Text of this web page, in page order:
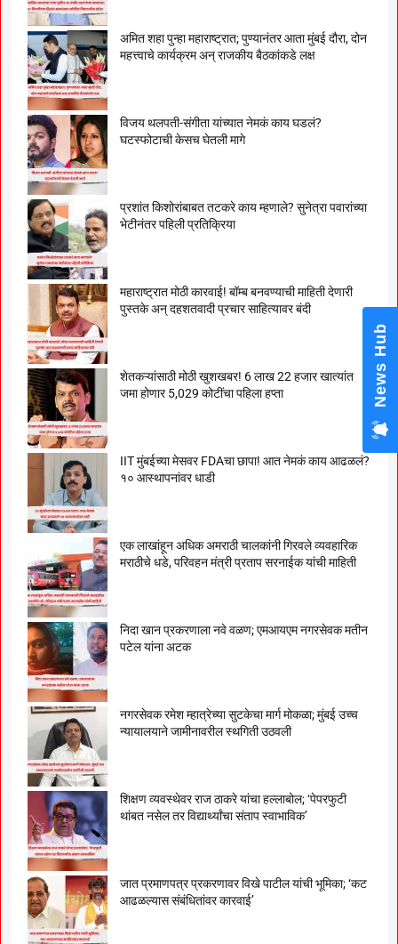
अमित शहा पुन्हा महाराष्ट्रात; पुण्यानंतर आता मुंबई दौरा, दोन
महत्त्वाचे कार्यक्रम अन् राजकीय बैठकांकडे लक्ष
विजय थलपती-संगीता यांच्यात नेमकं काय घडलं?
घटस्फोटाची केसच घेतली मागे
प्रशांत किशोरांबाबत तटकरे काय म्हणाले? सुनेत्रा पवारांच्या
भेटीनंतर पहिली प्रतिक्रिया
महाराष्ट्रात मोठी कारवाई! बॉम्ब बनवण्याची माहिती देणारी
पुस्तके अन् दहशतवादी प्रचार साहित्यावर बंदी
शेतकऱ्यांसाठी मोठी खुशखबर! 6 लाख 22 हजार खात्यांत
जमा होणार 5,029 कोटींचा पहिला हप्ता
IIT मुंबईच्या मेसवर FDAचा छापा! आत नेमकं काय आढळलं?
१० आस्थापनांवर धाडी
एक लाखांहून अधिक अमराठी चालकांनी गिरवले व्यवहारिक
मराठीचे धडे, परिवहन मंत्री प्रताप सरनाईक यांची माहिती
निदा खान प्रकरणाला नवे वळण; एमआयएम नगरसेवक मतीन
पटेल यांना अटक
नगरसेवक रमेश म्हात्रेच्या सुटकेचा मार्ग मोकळा; मुंबई उच्च
न्यायालयाने जामीनावरील स्थगिती उठवली
शिक्षण व्यवस्थेवर राज ठाकरे यांचा हल्लाबोल; ‘पेपरफुटी
थांबत नसेल तर विद्यार्थ्यांचा संताप स्वाभाविक’
जात प्रमाणपत्र प्रकरणावर विखे पाटील यांची भूमिका; ‘कट
आढळल्यास संबंधितांवर कारवाई’
News Hub